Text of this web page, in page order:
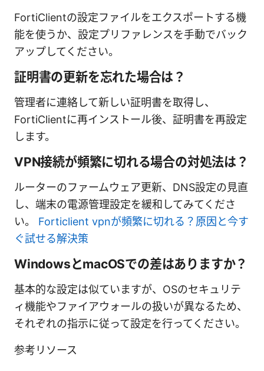
FortiClientの設定ファイルをエクスポートする機
能を使うか、設定プリファレンスを手動でバック
アップしてください。
証明書の更新を忘れた場合は？
管理者に連絡して新しい証明書を取得し、
FortiClientに再インストール後、証明書を再設定
します。
VPN接続が頻繁に切れる場合の対処法は？
ルーターのファームウェア更新、DNS設定の見直
し、端末の電源管理設定を緩和してみてくださ
い。 Forticlient vpnが頻繁に切れる？原因と今す
ぐ試せる解決策
WindowsとmacOSでの差はありますか？
基本的な設定は似ていますが、OSのセキュリテ
ィ機能やファイアウォールの扱いが異なるため、
それぞれの指示に従って設定を行ってください。
参考リソース